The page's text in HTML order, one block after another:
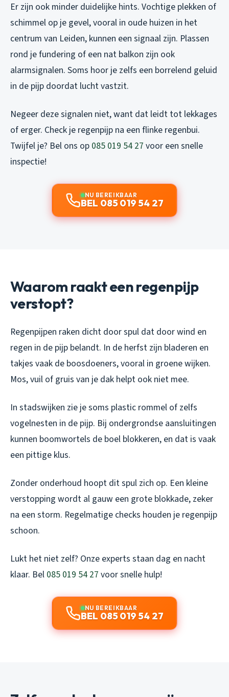
Er zijn ook minder duidelijke hints. Vochtige plekken of
schimmel op je gevel, vooral in oude huizen in het
centrum van Leiden, kunnen een signaal zijn. Plassen
rond je fundering of een nat balkon zijn ook
alarmsignalen. Soms hoor je zelfs een borrelend geluid
in de pijp doordat lucht vastzit.
Negeer deze signalen niet, want dat leidt tot lekkages
of erger. Check je regenpijp na een flinke regenbui.
Twijfel je? Bel ons op 085 019 54 27 voor een snelle
inspectie!
NU BEREIKBAAR
BEL 085 019 54 27
Waarom raakt een regenpijp
verstopt?
Regenpijpen raken dicht door spul dat door wind en
regen in de pijp belandt. In de herfst zijn bladeren en
takjes vaak de boosdoeners, vooral in groene wijken.
Mos, vuil of gruis van je dak helpt ook niet mee.
In stadswijken zie je soms plastic rommel of zelfs
vogelnesten in de pijp. Bij ondergrondse aansluitingen
kunnen boomwortels de boel blokkeren, en dat is vaak
een pittige klus.
Zonder onderhoud hoopt dit spul zich op. Een kleine
verstopping wordt al gauw een grote blokkade, zeker
na een storm. Regelmatige checks houden je regenpijp
schoon.
Lukt het niet zelf? Onze experts staan dag en nacht
klaar. Bel 085 019 54 27 voor snelle hulp!
NU BEREIKBAAR
BEL 085 019 54 27